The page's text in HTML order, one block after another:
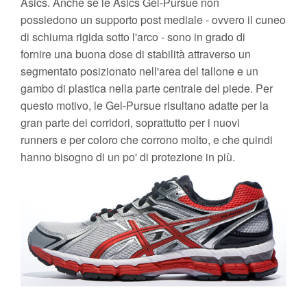
possiedono un supporto post mediale - ovvero il cuneo
di schiuma rigida sotto l'arco - sono in grado di
fornire una buona dose di stabilità attraverso un
segmentato posizionato nell'area del tallone e un
gambo di plastica nella parte centrale del piede. Per
questo motivo, le Gel-Pursue risultano adatte per la
gran parte dei corridori, soprattutto per i nuovi
runners e per coloro che corrono molto, e che quindi
hanno bisogno di un po' di protezione in più.